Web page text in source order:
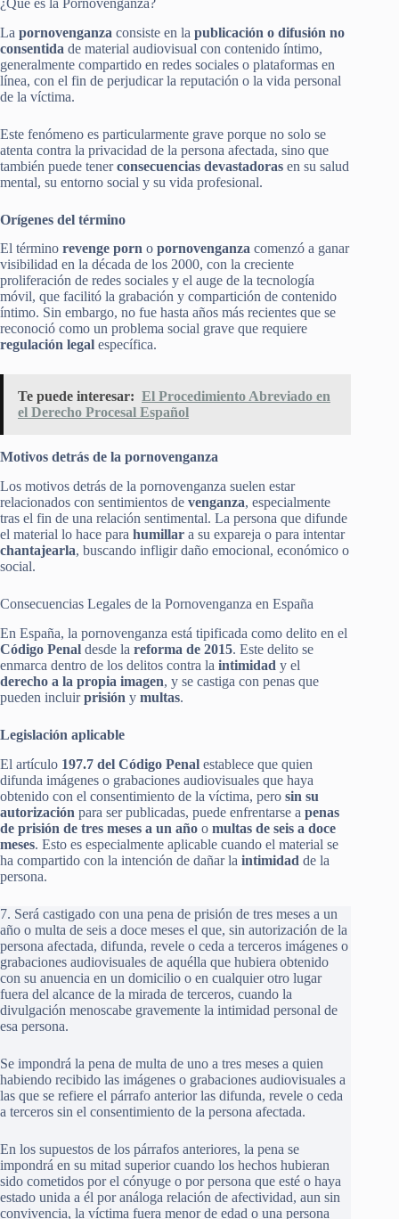
La pornovenganza consiste en la publicación o difusión no
consentida de material audiovisual con contenido íntimo,
generalmente compartido en redes sociales o plataformas en
línea, con el fin de perjudicar la reputación o la vida personal
de la víctima.
Este fenómeno es particularmente grave porque no solo se
atenta contra la privacidad de la persona afectada, sino que
también puede tenerconsecuencias devastadoras en su salud
mental, su entorno social y su vida profesional.
Orígenes del término
El término revenge porn o pornovenganza comenzó a ganar
visibilidad en la década de los 2000, con la creciente
proliferación de redes sociales y el auge de la tecnología
móvil, que facilitó la grabación y compartición de contenido
íntimo. Sin embargo, no fue hasta años más recientes que se
reconoció como un problema social grave que requiere
regulación legal específica.
Te puede interesar: El Procedimiento Abreviado en
el Derecho Procesal Español
Motivos detrás de la pornovenganza
Los motivos detrás de la pornovenganza suelen estar
relacionados con sentimientos de venganza, especialmente
tras el fin de una relación sentimental. La persona que difunde
el material lo hace para humillar a su expareja o para intentar
chantajearla, buscando infligir daño emocional, económico o
social.
Consecuencias Legales de la Pornovenganza en España
En España, la pornovenganza está tipificada como delito en el
Código Penal desde la reforma de 2015. Este delito se
enmarca dentro de los delitos contra la intimidad y el
derecho a la propia imagen, y se castiga con penas que
pueden incluirprisión y multas.
Legislación aplicable
El artículo 197.7 del Código Penal establece que quien
difunda imágenes o grabaciones audiovisuales que haya
obtenido con el consentimiento de la víctima, pero sin su
autorización para ser publicadas, puede enfrentarse a penas
de prisión de tres meses a un año o multas de seis a doce
meses. Esto es especialmente aplicable cuando el material se
ha compartido con la intención de dañar la intimidad de la
persona.
7. Será castigado con una pena de prisión de tres meses a un
año o multa de seis a doce meses el que, sin autorización de la
persona afectada, difunda, revele o ceda a terceros imágenes o
grabaciones audiovisuales de aquélla que hubiera obtenido
con su anuencia en un domicilio o en cualquier otro lugar
fuera del alcance de la mirada de terceros, cuando la
divulgación menoscabe gravemente la intimidad personal de
esa persona.
Se impondrá la pena de multa de uno a tres meses a quien
habiendo recibido las imágenes o grabaciones audiovisuales a
las que se refiere el párrafo anterior las difunda, revele o ceda
a terceros sin el consentimiento de la persona afectada.
En los supuestos de los párrafos anteriores, la pena se
impondrá en su mitad superior cuando los hechos hubieran
sido cometidos por el cónyuge o por persona que esté o haya
estado unida a él por análoga relación de afectividad, aun sin
convivencia, la víctima fuera menor de edad o una persona